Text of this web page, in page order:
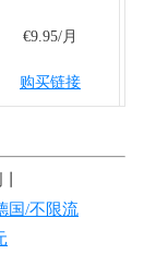
€9.95/月
购买链接
国/不限流